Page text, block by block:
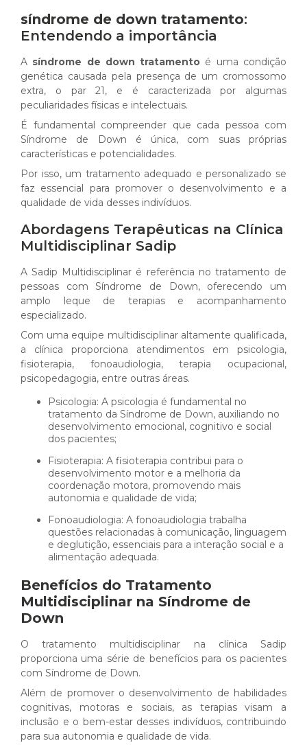
síndrome de down tratamento:
Entendendo a importância
A síndrome de down tratamento é uma condição
genética causada pela presença de um cromossomo
extra, o par 21, e é caracterizada por algumas
peculiaridades físicas e intelectuais.
É fundamental compreender que cada pessoa com
Síndrome de Down é única, com suas próprias
características e potencialidades.
Por isso, um tratamento adequado e personalizado se
faz essencial para promover o desenvolvimento e a
qualidade de vida desses indivíduos.
Abordagens Terapêuticas na Clínica
Multidisciplinar Sadip
A Sadip Multidisciplinar é referência no tratamento de
pessoas com Síndrome de Down, oferecendo um
amplo leque de terapias e acompanhamento
especializado.
Com uma equipe multidisciplinar altamente qualificada,
a clínica proporciona atendimentos em psicologia,
fisioterapia, fonoaudiologia, terapia ocupacional,
psicopedagogia, entre outras áreas.
Psicologia: A psicologia é fundamental no
tratamento da Síndrome de Down, auxiliando no
desenvolvimento emocional, cognitivo e social
dos pacientes;
Fisioterapia: A fisioterapia contribui para o
desenvolvimento motor e a melhoria da
coordenação motora, promovendo mais
autonomia e qualidade de vida;
Fonoaudiologia: A fonoaudiologia trabalha
questões relacionadas à comunicação, linguagem
e deglutição, essenciais para a interação social e a
alimentação adequada.
Benefícios do Tratamento
Multidisciplinar na Síndrome de
Down
O tratamento multidisciplinar na clínica Sadip
proporciona uma série de benefícios para os pacientes
com Síndrome de Down.
Além de promover o desenvolvimento de habilidades
cognitivas, motoras e sociais, as terapias visam a
inclusão e o bem-estar desses indivíduos, contribuindo
para sua autonomia e qualidade de vida.